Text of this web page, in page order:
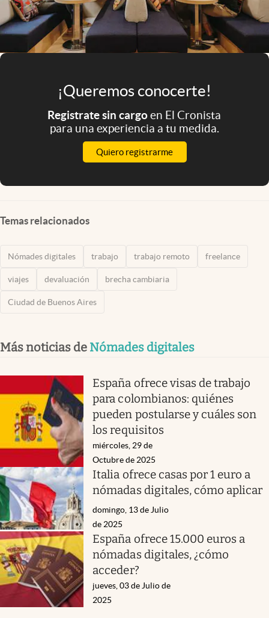
¡Queremos conocerte!
Registrate sin cargoen El Cronista
para una experiencia a tu medida.
Quiero registrarme
Temas relacionados
Nómades digitales trabajo trabajo remoto freelance
viajes devaluación brecha cambiaria
Ciudad de Buenos Aires
Más noticias de Nómades digitales
España ofrece visas de trabajo
para colombianos: quiénes
pueden postularse y cuáles son
los requisitos
miércoles, 29 de
Octubre de 2025
Italia ofrece casas por 1 euro a
nómadas digitales, cómo aplicar
domingo, 13 de Julio
de 2025
España ofrece 15.000 euros a
nómadas digitales, ¿cómo
acceder?
jueves, 03 de Julio de
2025